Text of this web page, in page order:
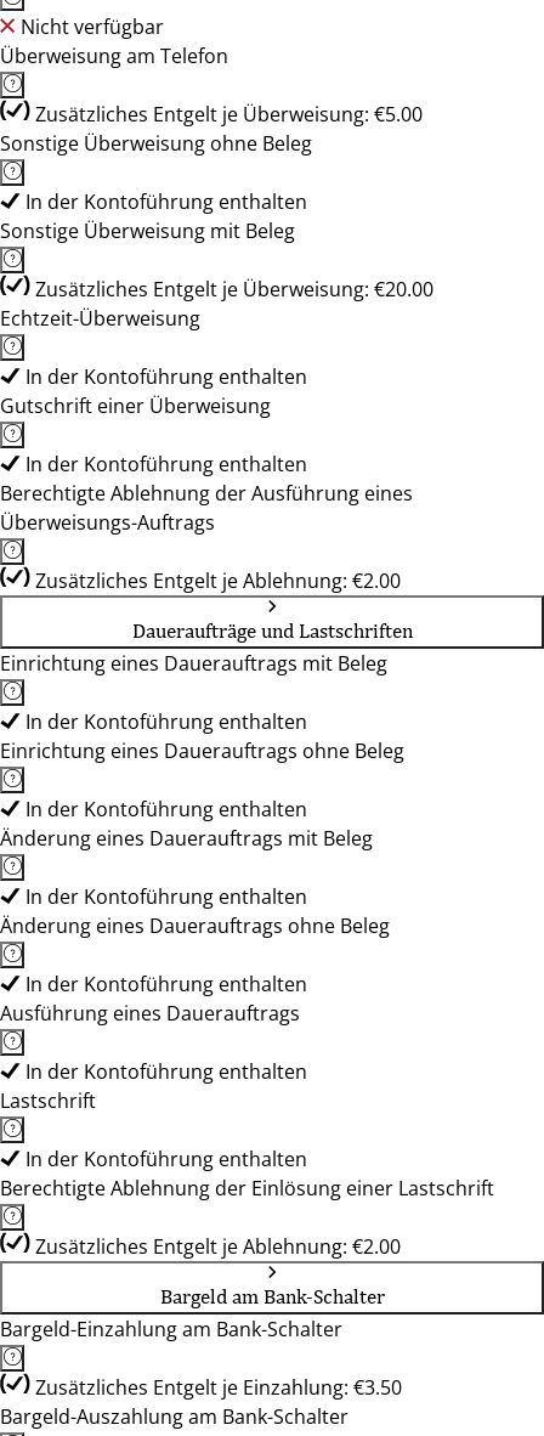
Nicht verfügbar
Überweisung am Telefon
Zusätzliches Entgelt je Überweisung: €5.00
Sonstige Überweisung ohne Beleg
In der Kontoführung enthalten
Sonstige Überweisung mit Beleg
Zusätzliches Entgelt je Überweisung: €20.00
Echtzeit-Überweisung
In der Kontoführung enthalten
Gutschrift einer Überweisung
In der Kontoführung enthalten
Berechtigte Ablehnung der Ausführung eines
Überweisungs-Auftrags
Zusätzliches Entgelt je Ablehnung: €2.00
Daueraufträge und Lastschriften
Einrichtung eines Dauerauftrags mit Beleg
In der Kontoführung enthalten
Einrichtung eines Dauerauftrags ohne Beleg
In der Kontoführung enthalten
Änderung eines Dauerauftrags mit Beleg
In der Kontoführung enthalten
Änderung eines Dauerauftrags ohne Beleg
In der Kontoführung enthalten
Ausführung eines Dauerauftrags
In der Kontoführung enthalten
Lastschrift
In der Kontoführung enthalten
Berechtigte Ablehnung der Einlösung einer Lastschrift
Zusätzliches Entgelt je Ablehnung: €2.00
Bargeld am Bank-Schalter
Bargeld-Einzahlung am Bank-Schalter
Zusätzliches Entgelt je Einzahlung: €3.50
Bargeld-Auszahlung am Bank-Schalter